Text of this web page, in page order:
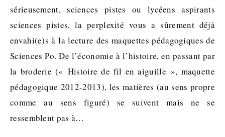
sérieusement, sciences pistes ou lycéens aspirants
sciences pistes, la perplexité vous a sûrement déjà
envahi(e)s à la lecture des maquettes pédagogiques de
Sciences Po. De l’économie à l’histoire, en passant par
la broderie (« Histoire de fil en aiguille », maquette
pédagogique 2012-2013), les matières (au sens propre
comme au sens figuré) se suivent mais ne se
ressemblent pas à…